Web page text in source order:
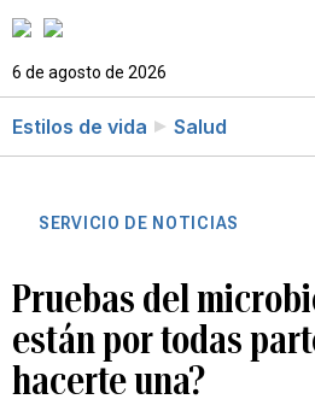
6 de agosto de 2026
Estilos de vida Salud
SERVICIO DE NOTICIAS
Pruebas del
están por todas
hacerte una?